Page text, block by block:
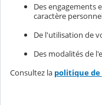
Des engagements
caractère
De l'utilisation de
Des modalités de
Consultez la politique